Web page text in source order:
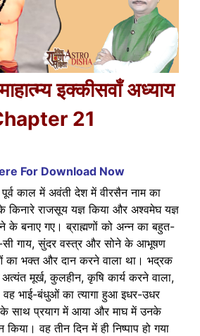
इक्कीसवाँ अध्याय
21
For Download Now
काल में अवंती देश में वीरसैन नाम का
किनारे राजसूय यज्ञ किया और अश्वमेघ यज्ञ
के बनाए गए। ब्राह्मणों को अन्न का बहुत-
सी गाय, सुंदर वस्त्र और सोने के आभूषण
का भक्त और दान करने वाला था। भद्रक
मूर्ख, कुलहीन, कृषि कार्य करने वाला,
वह भाई-बंधुओं का त्यागा हुआ इधर-उधर
के साथ प्रयाग में आया और माघ में उनके
वह तीन दिन में ही निष्पाप हो गया